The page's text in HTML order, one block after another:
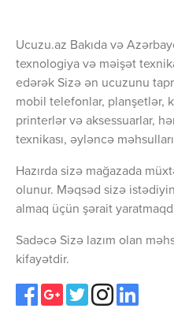
Ucuzu.az Bakıda və
texnologiya və məişət
edərək Sizə ən ucuzunu
mobil telefonlar, planşetlər,
printerlər və aksessuarlar,
texnikası, əyləncə
Hazırda sizə mağazada
olunur. Məqsəd sizə
almaq üçün şərait
Sadəcə Sizə lazım olan
kifayətdir.